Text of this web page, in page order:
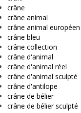
crâne
crâne animal
crâne animal européen
crâne bleu
crâne collection
crâne d'animal
crâne d'animal réel
crâne d'animal sculpté
crâne d'antilope
crâne de bélier
crâne de bélier sculpté